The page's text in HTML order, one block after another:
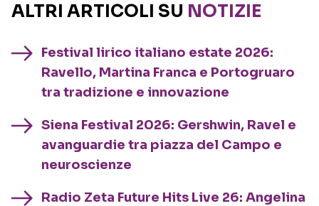
ALTRI ARTICOLI SU NOTIZIE
Festival lirico italiano estate 2026:
Ravello, Martina Franca e Portogruaro
tra tradizione e innovazione
Siena Festival 2026: Gershwin, Ravel e
avanguardie tra piazza del Campo e
neuroscienze
Radio Zeta Future Hits Live 26: Angelina